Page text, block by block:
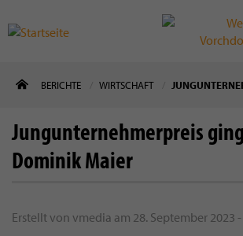
zum
BERICHTE WIRTSCHAFT
Jungunternehmerpreis
Dominik Maier
Erstellt von vmedia am 28. September 2023